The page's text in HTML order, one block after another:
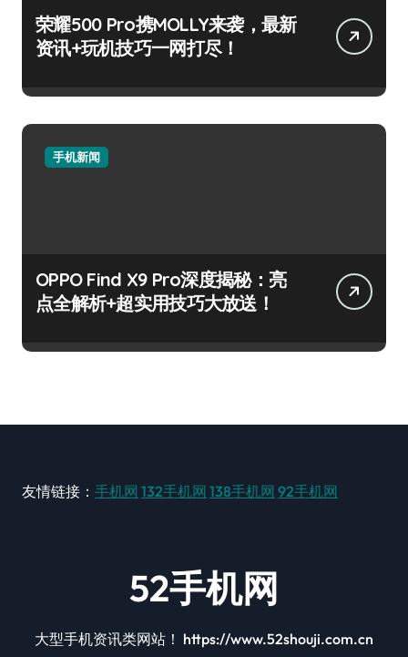
荣耀500 Pro携MOLLY来袭，最新
资讯+玩机技巧一网打尽！
手机新闻
OPPO Find X9 Pro深度揭秘：亮
点全解析+超实用技巧大放送！
友情链接： 手机网 132手机网 138手机网 92手机网
52手机网
大型手机资讯类网站！ https://www.52shouji.com.cn